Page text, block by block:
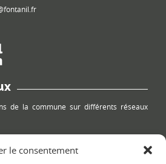
le consentement
de la commune sur différents réseaux